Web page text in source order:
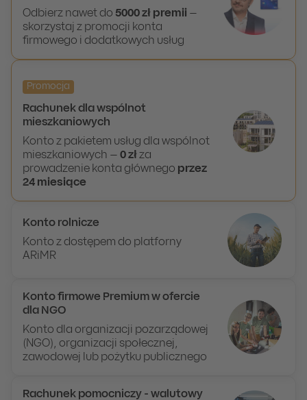
Odbierz nawet do 5000 zł premii
–
skorzystaj z promocji konta
firmowego i dodatkowych usług
Promocja
Rachunek dla wspólnot
mieszkaniowych
Konto z pakietem usług dla wspólnot
mieszkaniowych – 0 zł za
prowadzenie konta głównego przez
24 miesiące
Konto rolnicze
Konto z dostępem do platforny
ARiMR
Konto firmowe Premium w ofercie
dla NGO
Konto dla organizacji pozarządowej
(NGO), organizacji społecznej,
zawodowej lub pożytku publicznego
Rachunek pomocniczy - walutowy